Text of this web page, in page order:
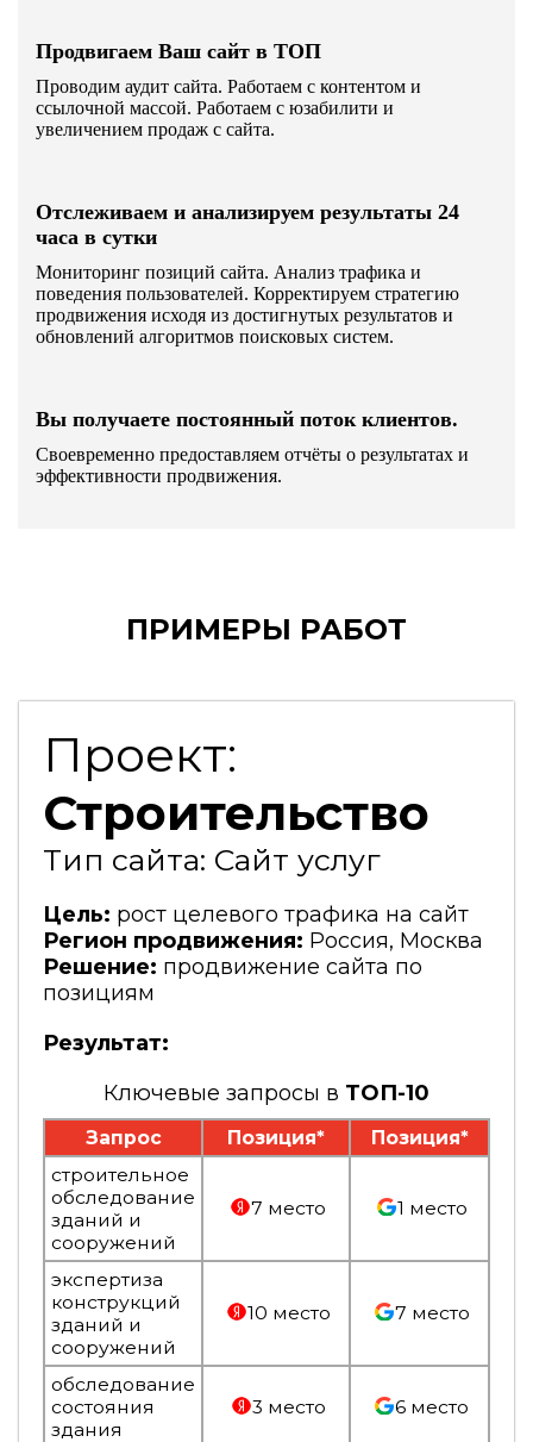
Продвигаем Ваш сайт в ТОП
Проводим аудит сайта. Работаем с контентом и
ссылочной массой. Работаем с юзабилити и
увеличением продаж с сайта.
Отслеживаем и анализируем результаты 24
часа в сутки
Мониторинг позиций сайта. Анализ трафика и
поведения пользователей. Корректируем стратегию
продвижения исходя из достигнутых результатов и
обновлений алгоритмов поисковых систем.
Вы получаете постоянный поток клиентов.
Своевременно предоставляем отчёты о результатах и
эффективности продвижения.
ПРИМЕРЫ РАБОТ
Проект:
Строительство
Тип сайта: Сайт услуг
Цель: рост целевого трафика на сайт
Регион продвижения: Россия, Москва
Решение: продвижение сайта по
позициям
Результат:
Ключевые запросы в ТОП-10
Запрос Позиция*
Позиция*
строительное
обследование
зданий и
сооружений
7 место 1 место
экспертиза
конструкций
зданий и
сооружений
10 место 7 место
обследование
состояния
здания
3 место 6 место